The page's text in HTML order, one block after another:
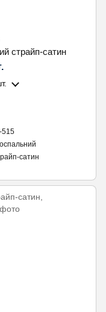
страйп-сатин
515
сатин